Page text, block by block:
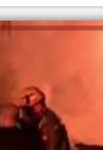
الكاتبة إلهام شرشر تهنئ الرئيس
السيسي بعيد ميلاده وتُشيد بجهوده